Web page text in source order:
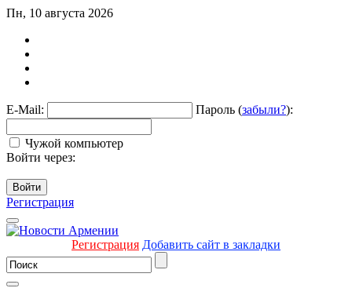
Пн, 10 августа 2026
E-Mail: Пароль (забыли?):
Чужой компьютер
Войти через:
Войти
Регистрация
Регистрация Добавить сайт в закладки